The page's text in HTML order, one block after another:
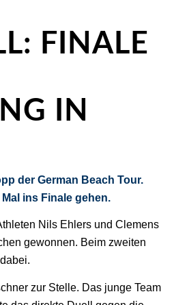
FINALE
IN
der German Beach Tour.
ins Finale gehen.
Nils Ehlers und Clemens
gewonnen. Beim zweiten
zur Stelle. Das junge Team